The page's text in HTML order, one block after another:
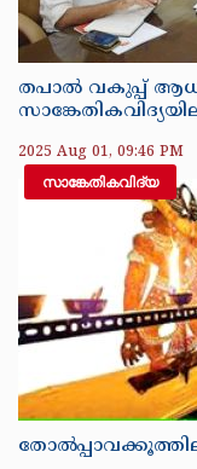
തപാൽ വകുപ്പ്
2025 Aug 01, 09:46 PM
സാങ്കേതികവിദ്യ